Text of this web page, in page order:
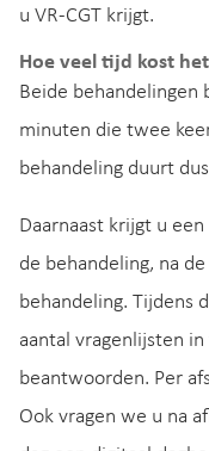
u VR-CGT krijgt.
Hoe veel tijd kost
Beide behandelingen
minuten die twee
behandeling duurt
Daarnaast krijgt u
de behandeling, na
behandeling. Tijdens
aantal vragenlijsten
beantwoorden. Per
Ook vragen we u na